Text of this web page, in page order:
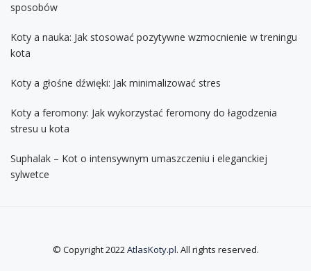
sposobów
Koty a nauka: Jak stosować pozytywne wzmocnienie w treningu
kota
Koty a głośne dźwięki: Jak minimalizować stres
Koty a feromony: Jak wykorzystać feromony do łagodzenia
stresu u kota
Suphalak – Kot o intensywnym umaszczeniu i eleganckiej
sylwetce
© Copyright 2022AtlasKoty.pl. All rights reserved.